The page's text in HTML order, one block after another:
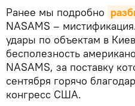
Ранее мы подробно
NASAMS –
удары по объектам в
бесполезность
NASAMS, за поставку
сентября горячо
конгресс США.